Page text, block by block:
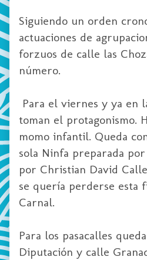
Siguiendo un orden
actuaciones de
forzuos de calle las
número.
Para el viernes y ya en
toman el protagonismo.
momo infantil. Queda
sola Ninfa preparada
por Christian David
se quería perderse esta
Carnal.
Para los pasacalles
Diputación y calle